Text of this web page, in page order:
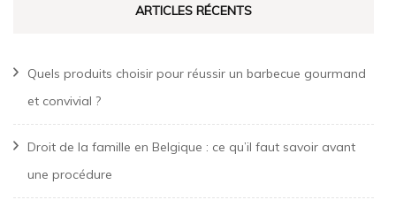
ARTICLES RÉCENTS
Quels produits choisir pour réussir un barbecue gourmand
et convivial ?
Droit de la famille en Belgique : ce qu’il faut savoir avant
une procédure